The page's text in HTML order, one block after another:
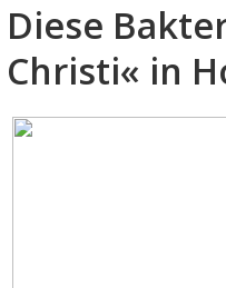
Diese
Christi« in